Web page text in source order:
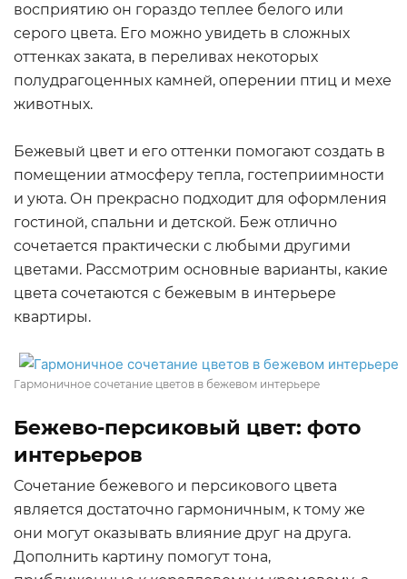
восприятию он гораздо теплее белого или
серого цвета. Его можно увидеть в сложных
оттенках заката, в переливах некоторых
полудрагоценных камней, оперении птиц и мехе
животных.
Бежевый цвет и его оттенки помогают создать в
помещении атмосферу тепла, гостеприимности
и уюта. Он прекрасно подходит для оформления
гостиной, спальни и детской. Беж отлично
сочетается практически с любыми другими
цветами. Рассмотрим основные варианты, какие
цвета сочетаются с бежевым в интерьере
квартиры.
Гармоничное сочетание цветов в бежевом интерьере
Бежево-персиковый цвет: фото
интерьеров
Сочетание бежевого и персикового цвета
является достаточно гармоничным, к тому же
они могут оказывать влияние друг на друга.
Дополнить картину помогут тона,